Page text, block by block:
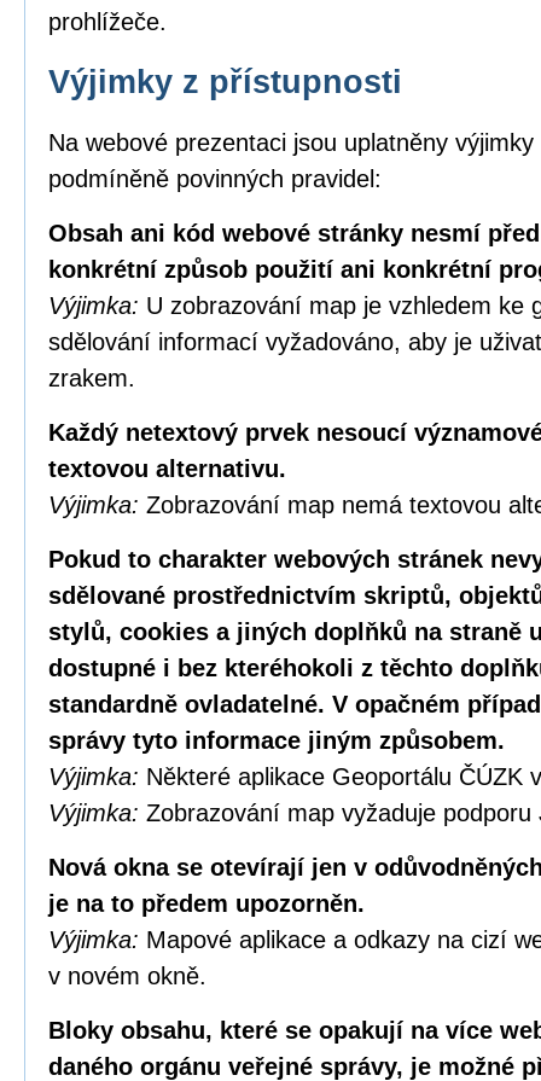
prohlížeče.
Výjimky z přístupnosti
Na webové prezentaci jsou uplatněny
podmíněně povinných pravidel:
Obsah ani kód webové stránky nesmí
konkrétní způsob použití ani konkrétní
Výjimka: U zobrazování map je vzhledem ke
sdělování informací vyžadováno, aby je
zrakem.
Každý netextový prvek nesoucí
textovou alternativu.
Výjimka: Zobrazování map nemá textovou
Pokud to charakter webových stránek
sdělované prostřednictvím skriptů,
stylů, cookies a jiných doplňků na straně
dostupné i bez kteréhokoli z těchto
standardně ovladatelné. V opačném
správy tyto informace jiným způsobem.
Výjimka: Některé aplikace Geoportálu ČÚZK
Výjimka: Zobrazování map vyžaduje podporu
Nová okna se otevírají jen v
je na to předem upozorněn.
Výjimka: Mapové aplikace a odkazy na cizí
v novém okně.
Bloky obsahu, které se opakují na více
daného orgánu veřejné správy, je možné